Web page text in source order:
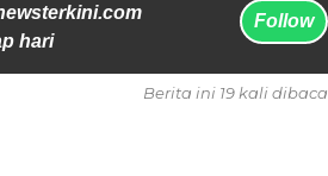
hari
Follow
Berita ini 19 kali dibaca